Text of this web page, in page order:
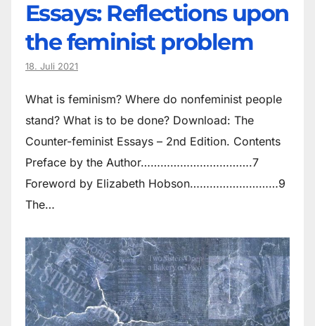
Essays: Reflections upon
the feminist problem
18. Juli 2021
What is feminism? Where do non­feminist people
stand? What is to be done? Download: The
Counter-feminist Essays – 2nd Edition. Contents
Preface by the Author…………………………….7
Foreword by Elizabeth Hobson………………………9
The…